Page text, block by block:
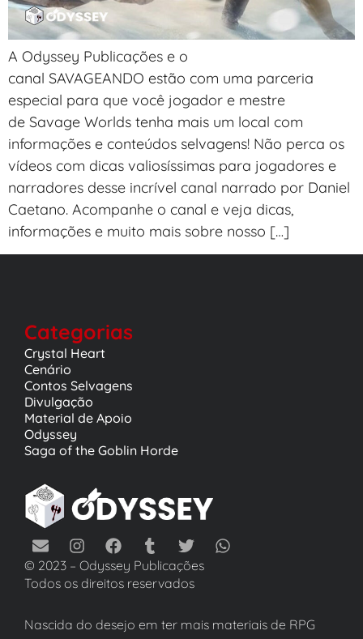
A Odyssey Publicações e o
canal SAVAGEANDO estão com uma parceria
especial para que você jogador e mestre
de Savage Worlds tenha mais um local com
informações e conteúdos selvagens! Não perca os
vídeos com dicas valiosíssimas para jogadores e
narradores desse incrível canal narrado por Daniel
Caetano. Acompanhe o canal e veja dicas,
informações e muito mais sobre nosso […]
Categorias
Crystal Heart
Cenário
Contos Selvagens
Divulgação
Material de Apoio
Odyssey
Saga of the Goblin Horde
© 2023 – Odyssey Publicações
Todos os direitos reservados
Nascida do desejo em ter mais materiais de RPG